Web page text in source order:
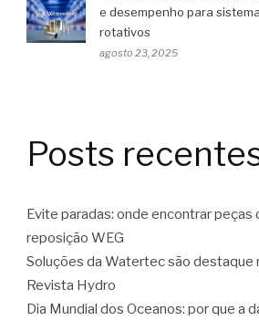
e desempenho para
rotativos
agosto 23, 2025
Posts
Evite paradas: onde encontrar peças
reposição WEG
Soluções da Watertec são destaque
Revista Hydro
Dia Mundial dos Oceanos: por que a